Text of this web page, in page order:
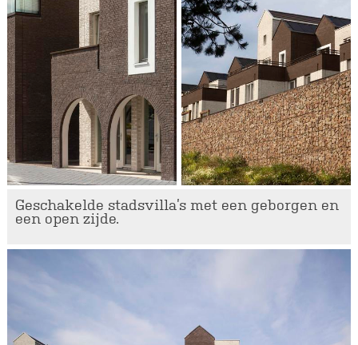
Geschakelde stadsvilla’s met een geborgen en
een open zijde.